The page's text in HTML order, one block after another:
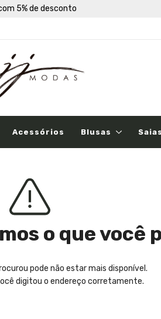
5% de desconto
Acessórios Blusas
o que você
pode não estar mais disponível.
digitou o endereço corretamente.